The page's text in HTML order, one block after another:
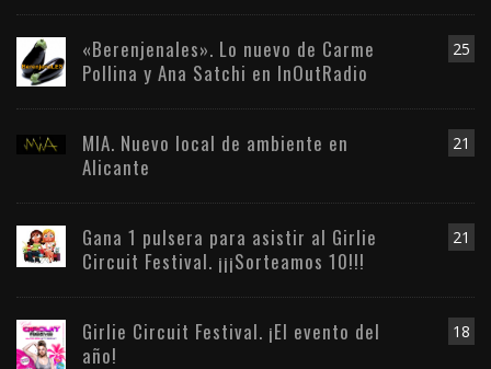
25
«Berenjenales». Lo nuevo de Carme
Pollina y Ana Satchi en InOutRadio
21
MIA. Nuevo local de ambiente en
Alicante
21
Gana 1 pulsera para asistir al Girlie
Circuit Festival. ¡¡¡Sorteamos 10!!!
18
Girlie Circuit Festival. ¡El evento del
año!